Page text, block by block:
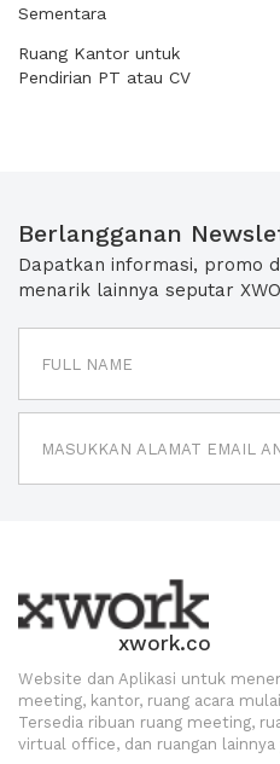
Sementara
Ruang Kantor untuk
Pendirian PT atau CV
Berlangganan
Dapatkan informasi, promo
menarik lainnya seputar
xwork.co
Website dan Aplikasi untuk
meeting, kantor, ruang acara
Tersedia ribuan ruang meeting,
virtual office, dan ruangan